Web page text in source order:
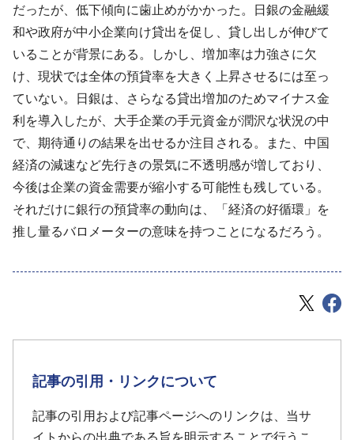
だったが、低下傾向に歯止めがかかった。日銀の金融緩
和や政府が中小企業向け貸出を促し、貸し出しが伸びて
いることが背景にある。しかし、増加率は力強さに欠
け、現状では全体の預貸率を大きく上昇させるには至っ
ていない。日銀は、さらなる貸出増加のためマイナス金
利を導入したが、大手企業の手元資金が潤沢な状況の中
で、期待通りの結果を出せるか注目される。また、中国
経済の減速など先行きの景気に不透明感が増しており、
今後は企業の資金需要が縮小する可能性も残している。
それだけに銀行の預貸率の動向は、「経済の好循環」を
推し量るバロメーターの意味を持つことになるだろう。
記事の引用・リンクについて
記事の引用および記事ページへのリンクは、当サ